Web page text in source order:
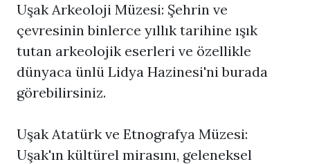
Uşak Arkeoloji Müzesi: Şehrin ve
çevresinin binlerce yıllık tarihine ışık
tutan arkeolojik eserleri ve özellikle
dünyaca ünlü Lidya Hazinesi'ni burada
görebilirsiniz.
Uşak Atatürk ve Etnografya Müzesi:
Uşak'ın kültürel mirasını, geleneksel